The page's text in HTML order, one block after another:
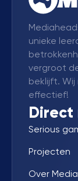
unieke
vergroot
beklijft. Wij
effectief!
Direct
Serious
Projecten
Over